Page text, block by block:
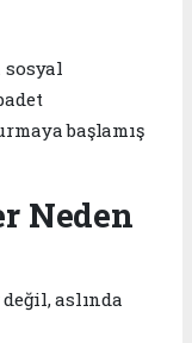
sosyal
başlamış
Neden
aslında